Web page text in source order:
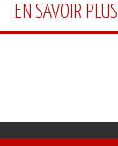
EN SAVOIR PLUS